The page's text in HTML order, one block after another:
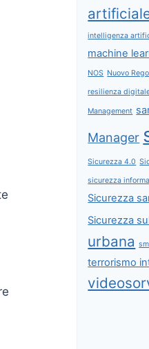
intelligenza
machine
NOS Nuovo
resilienza
Management
Manager
Sicurezza 4.0
sicurezza
Sicurezza
Sicurezza
urbana
terrorismo